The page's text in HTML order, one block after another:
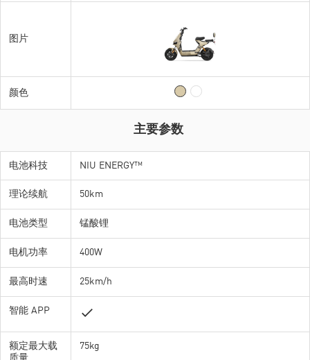
图片
颜色
图片
颜色
主要参数
电池科技 NIU ENERGY™
理论续航 50km
电池类型 锰酸锂
电机功率 400W
最高时速 25km/h
智能 APP
额定最大载
75kg
电池科技 NIU ENERGY™
理论续航 50km
电池类型 锰酸锂
电机功率 400W
最高时速 25km/h
智能 APP
额定最大载
75kg